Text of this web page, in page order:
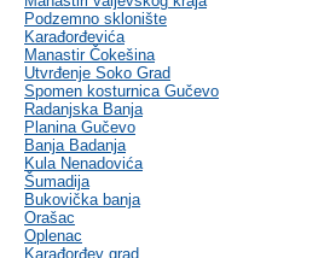
Podzemno sklonište
Karađorđevića
Manastir Čokešina
Utvrđenje Soko Grad
Spomen kosturnica Gučevo
Radanjska Banja
Planina Gučevo
Banja Badanja
Kula Nenadovića
Šumadija
Bukovička banja
Orašac
Oplenac
Karađorđev grad